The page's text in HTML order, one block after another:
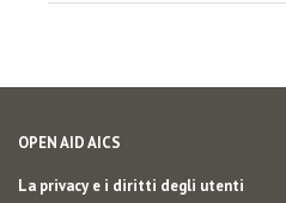
OPEN AID AICS
La privacy e i diritti degli utenti